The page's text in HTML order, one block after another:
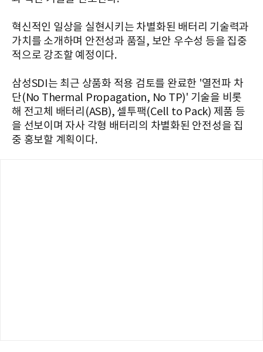
혁신적인 일상을 실현시키는 차별화된 배터리 기술력과
가치를 소개하며 안전성과 품질, 보안 우수성 등을 집중
적으로 강조할 예정이다.
삼성SDI는 최근 상품화 적용 검토를 완료한 '열전파 차
단(No Thermal Propagation, No TP)' 기술을 비롯
해 전고체 배터리(ASB), 셀투팩(Cell to Pack) 제품 등
을 선보이며 자사 각형 배터리의 차별화된 안전성을 집
중 홍보할 계획이다.